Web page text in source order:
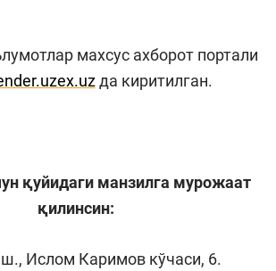
махсус ахборот портали
да киритилган.
қуйидаги манзилга мурожаат
қилинсин:
Ислом Каримов кўчаси, 6.